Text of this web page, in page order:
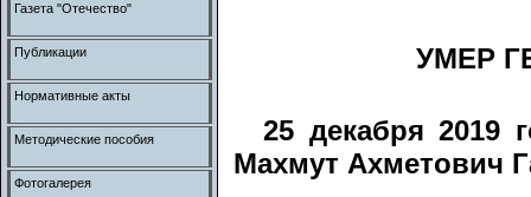
УМЕР
25 декабря 2019
Махмут Ахметович
Газета "Отечество"
Публикации
Нормативные акты
Методические пособия
Фотогалерея